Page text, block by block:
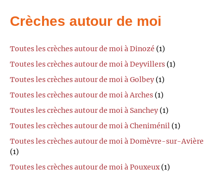
Crèches autour de moi
Toutes les crèches autour de moi à Dinozé (1)
Toutes les crèches autour de moi à Deyvillers (1)
Toutes les crèches autour de moi à Golbey (1)
Toutes les crèches autour de moi à Arches (1)
Toutes les crèches autour de moi à Sanchey (1)
Toutes les crèches autour de moi à Cheniménil (1)
Toutes les crèches autour de moi à Domèvre-sur-Avière
(1)
Toutes les crèches autour de moi à Pouxeux(1)